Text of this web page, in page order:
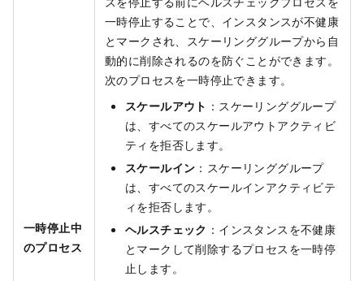
一時停止中
のプロセス
一時停止することで、インスタンスが不健康
とマークされ、スケーリンググループから自
動的に削除されるのを防ぐことができます。
次のプロセスを一時停止できます。
スケールアウト ：スケーリンググループ
は、すべてのスケールアウトアクティビ
ティを拒否します。
スケールイン ：スケーリンググループ
は、すべてのスケールインアクティビテ
ィを拒否します。
ヘルスチェック ：インスタンスを不健康
とマークして削除するプロセスを一時停
止します。